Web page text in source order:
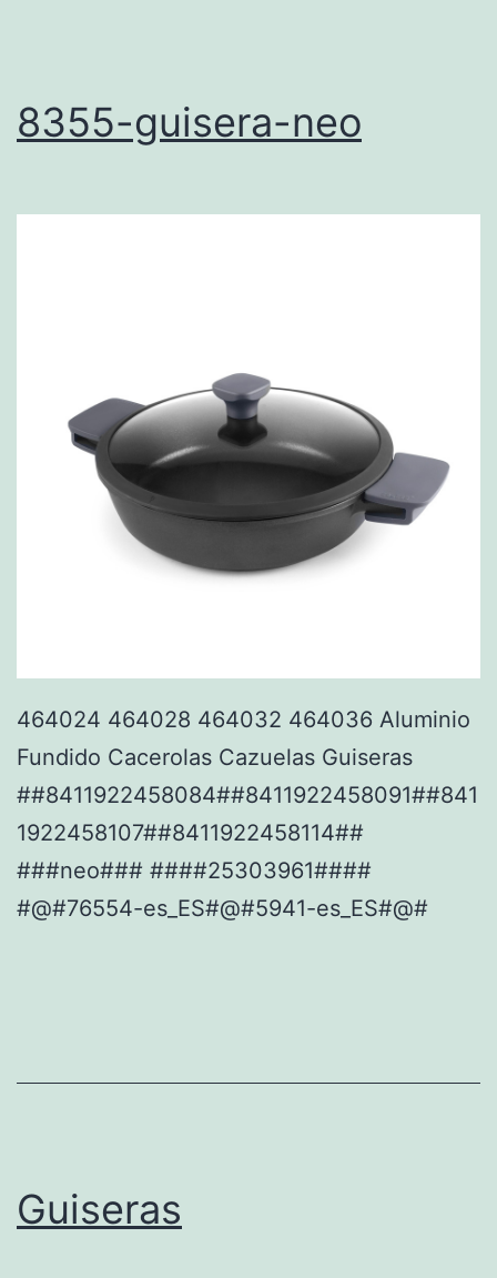
8355-guisera-neo
464024 464028 464032 464036 Aluminio
Fundido Cacerolas Cazuelas Guiseras
##8411922458084##8411922458091##841
1922458107##8411922458114##
###neo### ####25303961####
#@#76554-es_ES#@#5941-es_ES#@#
Guiseras